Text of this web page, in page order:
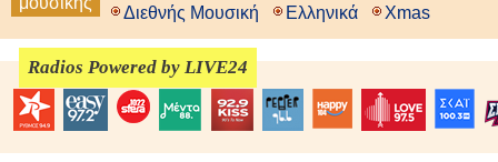
Διεθνής Μουσική
Ελληνικά Xmas
Radios Powered by LIVE24